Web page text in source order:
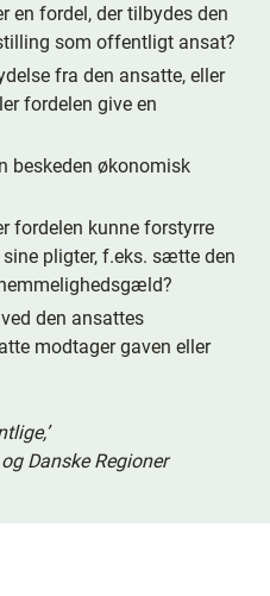
en fordel, der tilbydes den
som offentligt ansat?
fra den ansatte, eller
fordelen give en
beskeden økonomisk
fordelen kunne forstyrre
pligter, f.eks. sætte den
den ansattes
modtager gaven eller
Danske Regioner